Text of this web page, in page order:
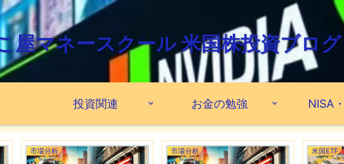
屋マネースクール 米国株投資ブログ
投資関連 お金の勉強 NISA
市場分析 市場分析 米国ETF